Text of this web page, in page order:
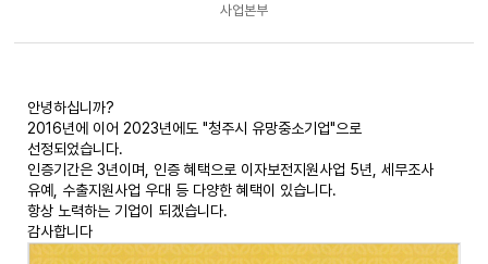
사업본부
안녕하십니까?
2016년에 이어 2023년에도 "청주시 유망중소기업"으로
선정되었습니다.
인증기간은 3년이며, 인증 혜택으로 이자보전지원사업 5년, 세무조사
유예, 수출지원사업 우대 등 다양한 혜택이 있습니다.
항상 노력하는 기업이 되겠습니다.
감사합니다